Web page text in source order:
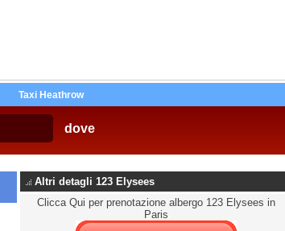
Taxi Heathrow
dove
Altri detagli 123 Elysees
Clicca Qui per prenotazione albergo 123 Elysees in
Paris